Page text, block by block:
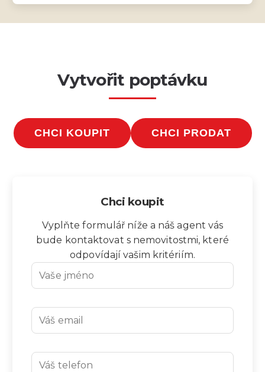
Vytvořit poptávku
CHCI KOUPIT CHCI PRODAT
Chci koupit
Vyplňte formulář níže a náš agent vás
bude kontaktovat s nemovitostmi, které
odpovídají vašim kritériím.